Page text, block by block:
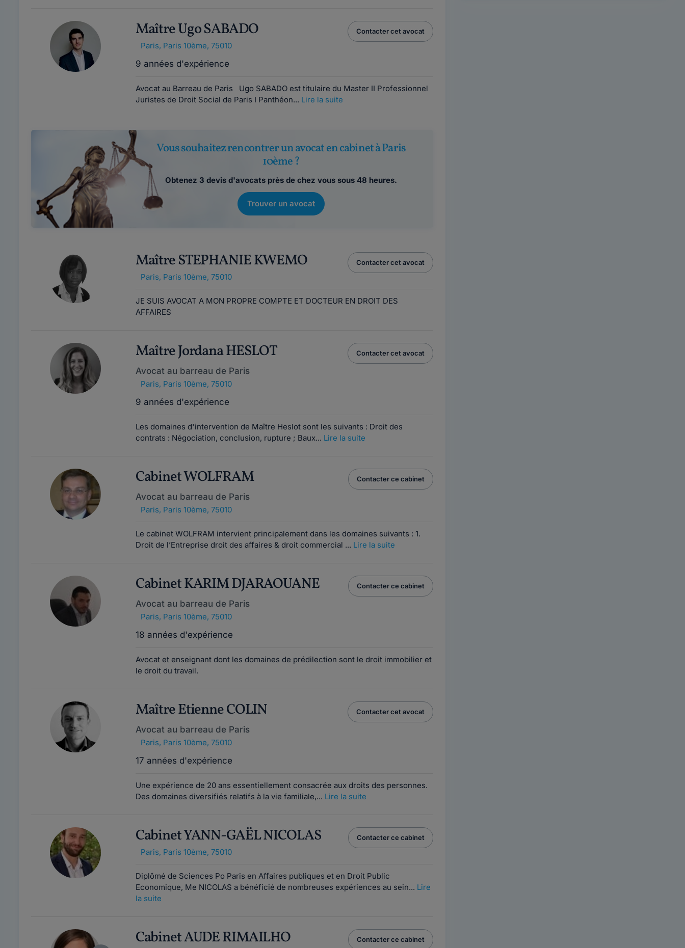
Maître Ugo SABADO
Paris, Paris 10ème, 75010
9 années d'expérience
Contacter cet avocat
Avocat au Barreau de Paris Ugo SABADO est titulaire du Master II Professionnel
Juristes de Droit Social de Paris I Panthéon... Lire la suite
Vous souhaitez rencontrer un avocat en cabinet à Paris
10ème ?
Obtenez 3 devis d'avocats près de chez vous sous 48 heures.
Trouver un avocat
Maître STEPHANIE KWEMO
Paris, Paris 10ème, 75010
Contacter cet avocat
JE SUIS AVOCAT A MON PROPRE COMPTE ET DOCTEUR EN DROIT DES
AFFAIRES
Maître Jordana HESLOT
Avocat au barreau de Paris
Paris, Paris 10ème, 75010
9 années d'expérience
Contacter cet avocat
Les domaines d'intervention de Maître Heslot sont les suivants : Droit des
contrats : Négociation, conclusion, rupture ; Baux... Lire la suite
Cabinet WOLFRAM
Avocat au barreau de Paris
Paris, Paris 10ème, 75010
Contacter ce cabinet
Le cabinet WOLFRAM intervient principalement dans les domaines suivants : 1.
Droit de l’Entreprise droit des affaires & droit commercial ... Lire la suite
Cabinet KARIM DJARAOUANE
Avocat au barreau de Paris
Paris, Paris 10ème, 75010
18 années d'expérience
Contacter ce cabinet
Avocat et enseignant dont les domaines de prédilection sont le droit immobilier et
le droit du travail.
Maître Etienne COLIN
Avocat au barreau de Paris
Paris, Paris 10ème, 75010
17 années d'expérience
Contacter cet avocat
Une expérience de 20 ans essentiellement consacrée aux droits des personnes.
Des domaines diversifiés relatifs à la vie familiale,... Lire la suite
Cabinet YANN-GAËL NICOLAS
Paris, Paris 10ème, 75010
Contacter ce cabinet
Diplômé de Sciences Po Paris en Affaires publiques et en Droit Public
Economique, Me NICOLAS a bénéficié de nombreuses expériences au sein... Lire
la suite
Cabinet AUDE RIMAILHO Contacter ce cabinet